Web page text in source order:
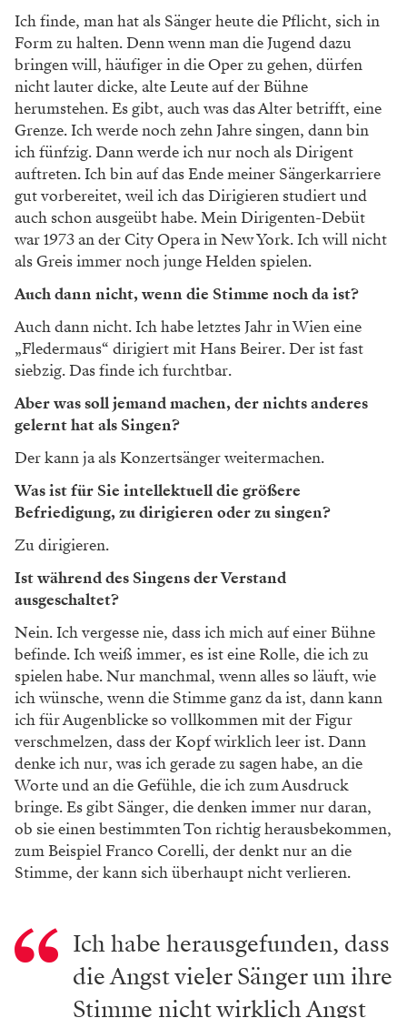
Ich finde, man hat als Sänger heute die Pflicht, sich in
Form zu halten. Denn wenn man die Jugend dazu
bringen will, häufiger in die Oper zu gehen, dürfen
nicht lauter dicke, alte Leute auf der Bühne
herumstehen. Es gibt, auch was das Alter betrifft, eine
Grenze. Ich werde noch zehn Jahre singen, dann bin
ich fünfzig. Dann werde ich nur noch als Dirigent
auftreten. Ich bin auf das Ende meiner Sängerkarriere
gut vorbereitet, weil ich das Dirigieren studiert und
auch schon ausgeübt habe. Mein Dirigenten-Debüt
war 1973 an der City Opera in New York. Ich will nicht
als Greis immer noch junge Helden spielen.
Auch dann nicht, wenn die Stimme noch da ist?
Auch dann nicht. Ich habe letztes Jahr in Wien eine
„Fledermaus“ dirigiert mit Hans Beirer. Der ist fast
siebzig. Das finde ich furchtbar.
Aber was soll jemand machen, der nichts anderes
gelernt hat als Singen?
Der kann ja als Konzertsänger weitermachen.
Was ist für Sie intellektuell die größere
Befriedigung, zu dirigieren oder zu singen?
Zu dirigieren.
Ist während des Singens der ­Verstand
ausgeschaltet?
Nein. Ich vergesse nie, dass ich mich auf einer Bühne
befinde. Ich weiß immer, es ist eine Rolle, die ich zu
spielen habe. Nur manchmal, wenn alles so läuft, wie
ich wünsche, wenn die Stimme ganz da ist, dann kann
ich für Augenblicke so vollkommen mit der Figur
verschmelzen, dass der Kopf wirklich leer ist. Dann
denke ich nur, was ich gerade zu sagen habe, an die
Worte und an die Gefühle, die ich zum Ausdruck
bringe. Es gibt Sänger, die denken immer nur daran,
ob sie einen bestimmten Ton richtig herausbekommen,
zum Beispiel Franco Corelli, der denkt nur an die
Stimme, der kann sich überhaupt nicht verlieren.
Ich habe herausgefunden, dass
die Angst vieler Sänger um ihre
Stimme nicht wirklich Angst